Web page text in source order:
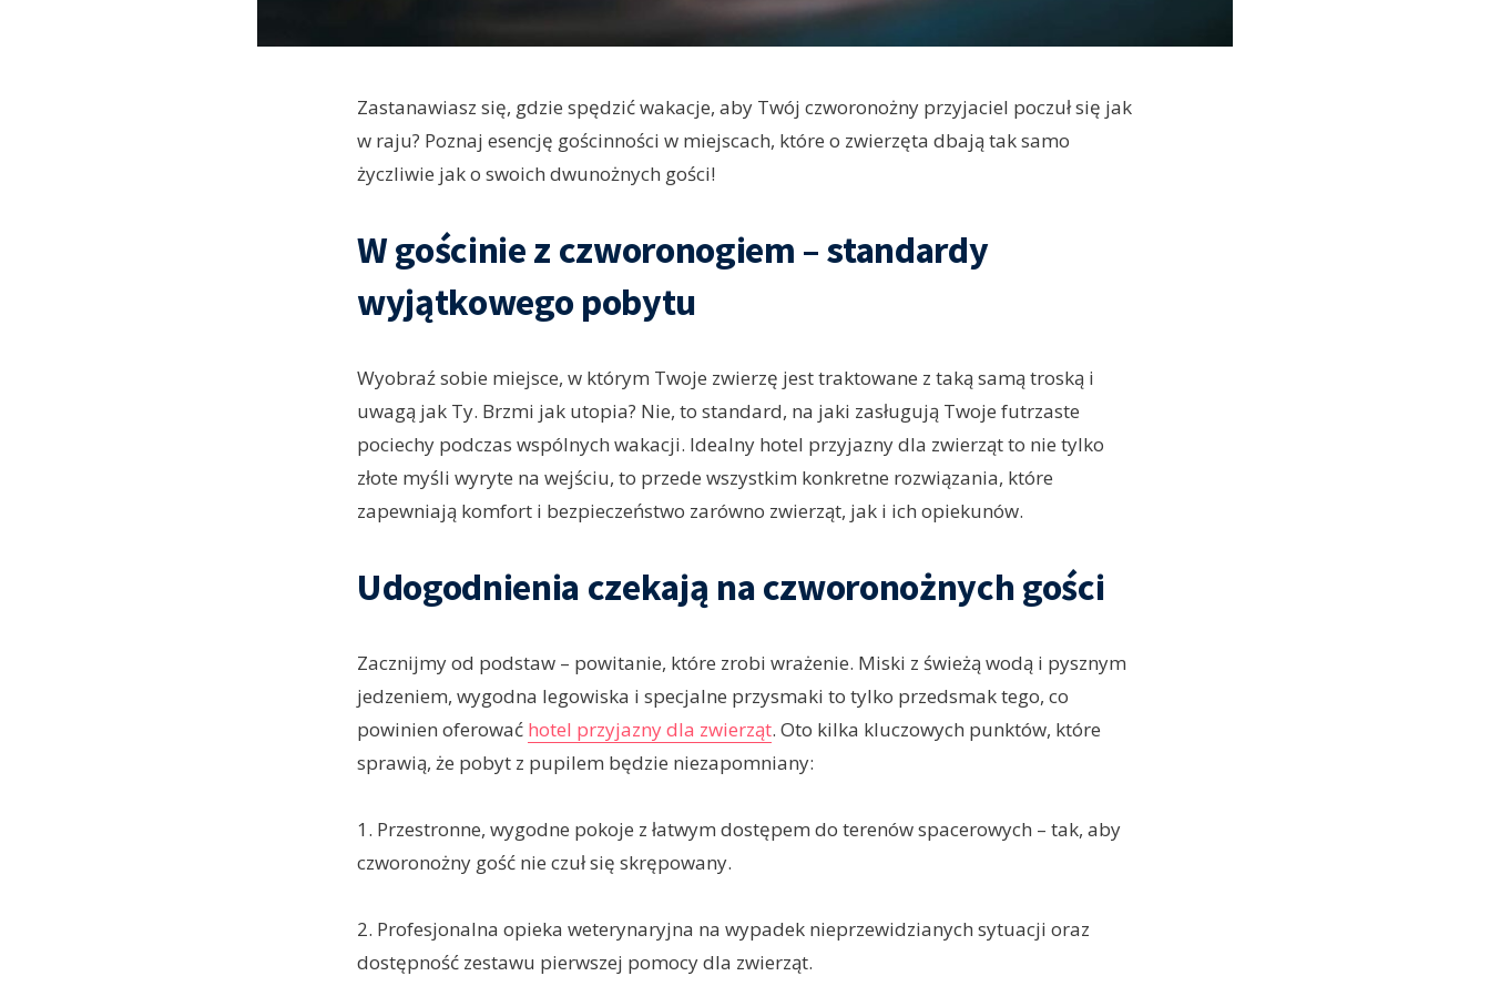
Zastanawiasz się, gdzie spędzić wakacje, aby Twój czworonożny przyjaciel poczuł się jak
w raju? Poznaj esencję gościnności w miejscach, które o zwierzęta dbają tak samo
życzliwie jak o swoich dwunożnych gości!
W gościnie z czworonogiem – standardy
wyjątkowego pobytu
Wyobraź sobie miejsce, w którym Twoje zwierzę jest traktowane z taką samą troską i
uwagą jak Ty. Brzmi jak utopia? Nie, to standard, na jaki zasługują Twoje futrzaste
pociechy podczas wspólnych wakacji. Idealny hotel przyjazny dla zwierząt to nie tylko
złote myśli wyryte na wejściu, to przede wszystkim konkretne rozwiązania, które
zapewniają komfort i bezpieczeństwo zarówno zwierząt, jak i ich opiekunów.
Udogodnienia czekają na czworonożnych gości
Zacznijmy od podstaw – powitanie, które zrobi wrażenie. Miski z świeżą wodą i pysznym
jedzeniem, wygodna legowiska i specjalne przysmaki to tylko przedsmak tego, co
powinien oferować hotel przyjazny dla zwierząt. Oto kilka kluczowych punktów, które
sprawią, że pobyt z pupilem będzie niezapomniany:
1. Przestronne, wygodne pokoje z łatwym dostępem do terenów spacerowych – tak, aby
czworonożny gość nie czuł się skrępowany.
2. Profesjonalna opieka weterynaryjna na wypadek nieprzewidzianych sytuacji oraz
dostępność zestawu pierwszej pomocy dla zwierząt.